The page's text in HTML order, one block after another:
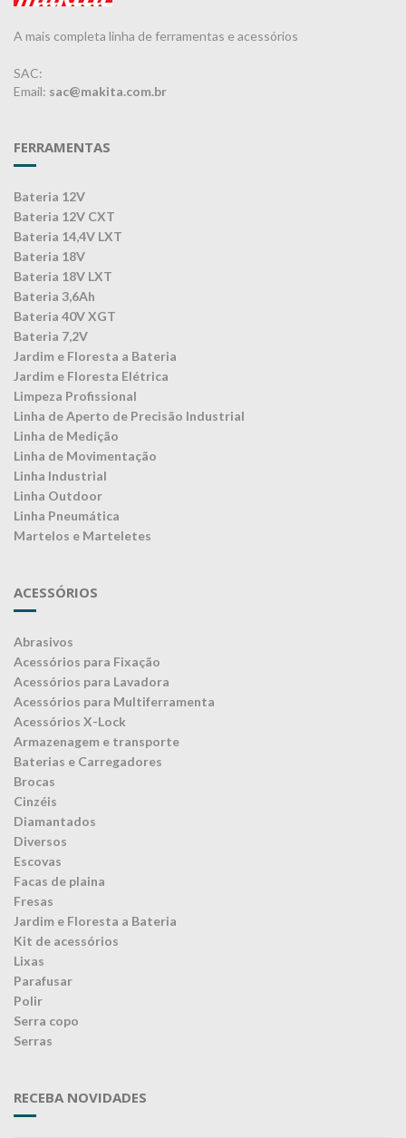
A mais completa linha de ferramentas e acessórios
SAC:
Email: sac@makita.com.br
FERRAMENTAS
Bateria 12V
Bateria 12V CXT
Bateria 14,4V LXT
Bateria 18V
Bateria 18V LXT
Bateria 3,6Ah
Bateria 40V XGT
Bateria 7,2V
Jardim e Floresta a Bateria
Jardim e Floresta Elétrica
Limpeza Profissional
Linha de Aperto de Precisão Industrial
Linha de Medição
Linha de Movimentação
Linha Industrial
Linha Outdoor
Linha Pneumática
Martelos e Marteletes
ACESSÓRIOS
Abrasivos
Acessórios para Fixação
Acessórios para Lavadora
Acessórios para Multiferramenta
Acessórios X-Lock
Armazenagem e transporte
Baterias e Carregadores
Brocas
Cinzéis
Diamantados
Diversos
Escovas
Facas de plaina
Fresas
Jardim e Floresta a Bateria
Kit de acessórios
Lixas
Parafusar
Polir
Serra copo
Serras
RECEBA NOVIDADES